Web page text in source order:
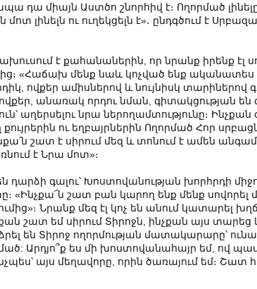
դա միայն Աստծո շնորհիվ է։ Ողորմած
լինելն ու ուղեկցելն է»․ ընդգծում է
է քահանաներին, որ նրանք իրենք էլ
«Հաճախ մենք նաև կոչված ենք ականատես
ովքեր ամիսներով և նույնիսկ տարիներով
անառակ որդու նման, գիտակցության են
աղերսելու նրա ներողամտությունը։ Ինչքան
ու եղբայրներին Ողորմած Հոր
շատ է սիրում մեզ և տոնում է ամեն
է Նրա մոտ»։
գալու՝ Խոստովանության խորհրդի
շատ բան կարող ենք մենք սովորել
Նրանք մեզ էլ կոչ են անում կատարել
շատ եմ սիրում Տիրոջն, ինչքան այս տարեց
են Տիրոջ ողորմության մատակարարը՝ ունակ
Արդյո՞ք ես մի խոստովանահայր եմ, ով
այս մեղավորը, որին ծառայում եմ։ Շատ